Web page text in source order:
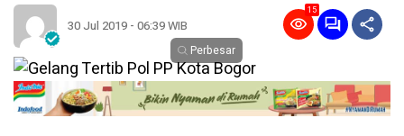
30 Jul 2019 - 06:39 WIB
15
Perbesar